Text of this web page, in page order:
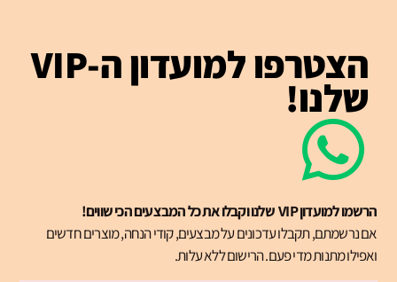
הצטרפו למועדון ה-VIP
שלנו!
הרשמו למועדון VIP שלנו וקבלו את כל המבצעים הכי שווים!
אם נרשמתם, תקבלו עדכונים על מבצעים, קודי הנחה, מוצרים חדשים
ואפילו מתנות מדי פעם. הרישום ללא עלות.